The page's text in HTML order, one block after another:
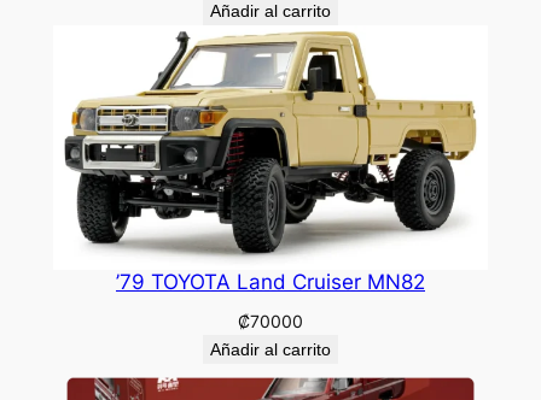
Añadir al carrito
’79 TOYOTA Land Cruiser MN82
₡70000
Añadir al carrito